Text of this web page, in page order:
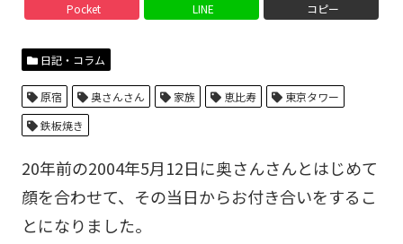
Pocket LINE コピー
日記・コラム
原宿 奥さんさん 家族 恵比寿
東京タワー
鉄板焼き
20年前の2004年5月12日に奥さんさんとはじめて
顔を合わせて、その当日からお付き合いをするこ
とになりました。